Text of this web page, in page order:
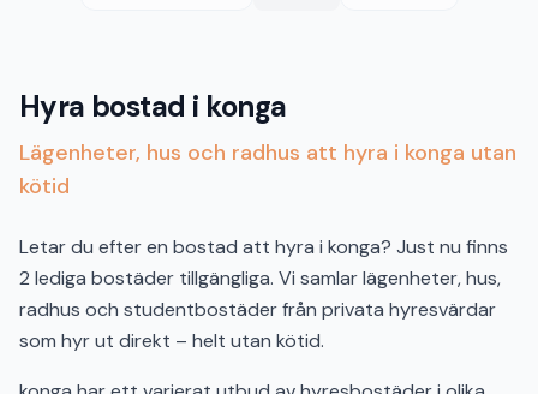
Hyra bostad i konga
Lägenheter, hus och radhus att hyra i konga utan
kötid
Letar du efter en bostad att hyra i konga? Just nu finns
2 lediga bostäder tillgängliga. Vi samlar lägenheter, hus,
radhus och studentbostäder från privata hyresvärdar
som hyr ut direkt – helt utan kötid.